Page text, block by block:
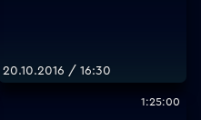
20.10.2016 / 16:30
1:25:00